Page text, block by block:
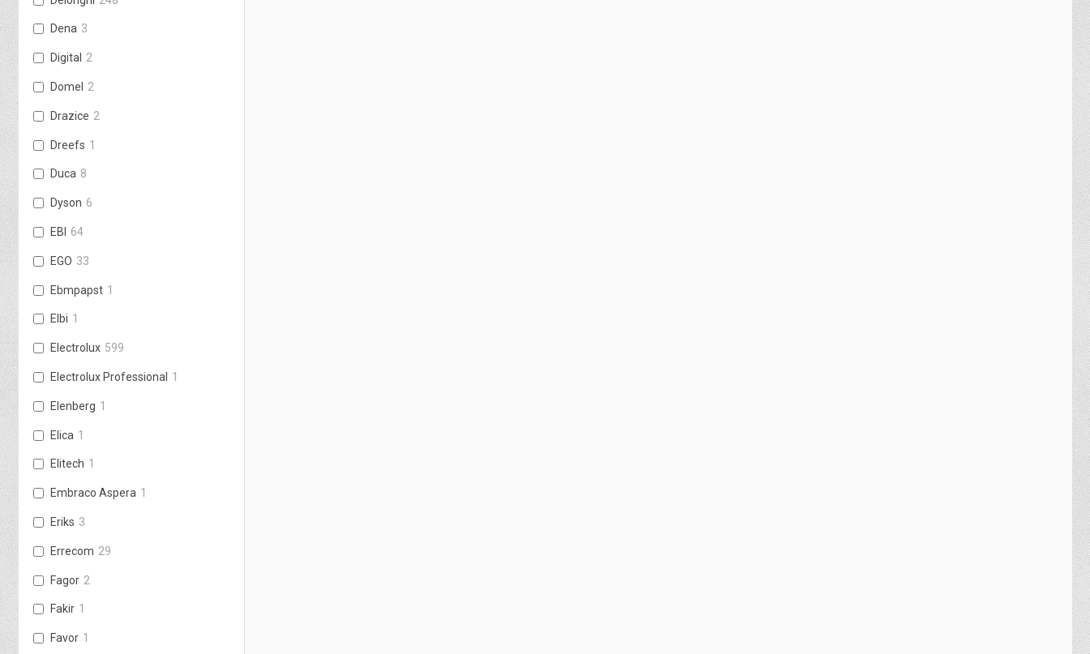
Dena 3
Digital 2
Domel 2
Drazice 2
Dreefs 1
Duca 8
Dyson 6
EBI 64
EGO 33
Ebmpapst 1
Elbi 1
Electrolux 599
Electrolux Professional 1
Elenberg 1
Elica 1
Elitech 1
Embraco Aspera 1
Eriks 3
Errecom 29
Fagor 2
Fakir 1
Favor 1